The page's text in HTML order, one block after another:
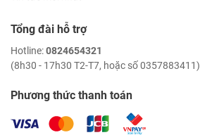
Tổng đài hỗ trợ
Hotline:0824654321
(8h30 - 17h30 T2-T7, hoặc số 0357883411)
Phương thức thanh toán